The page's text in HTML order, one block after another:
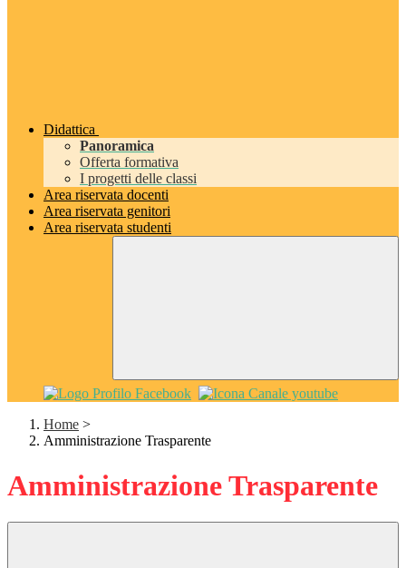
Didattica
Panoramica
Offerta formativa
I progetti delle classi
Area riservata docenti
Area riservata genitori
Area riservata studenti
Home >
Amministrazione Trasparente
Amministrazione Trasparente